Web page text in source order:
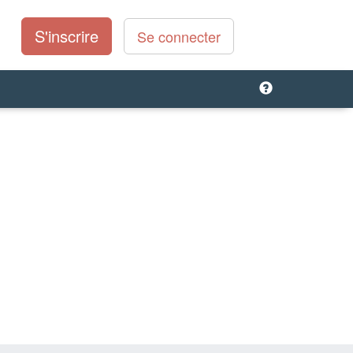
S'inscrire Se connecter